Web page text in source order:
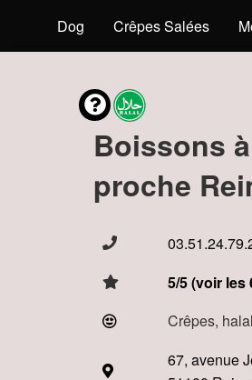
Hot Dog Crêpes Salées
Boissons
proche
5/5 (voir les
Crêpes,
67, avenue